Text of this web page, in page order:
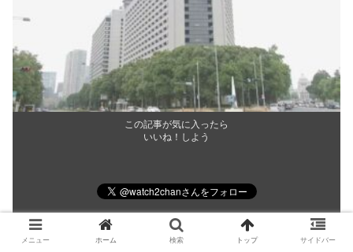
この記事が気に入ったら
いいね！しよう
最新情報をお届けします。
メニュー ホーム 検索 トップ サイドバー